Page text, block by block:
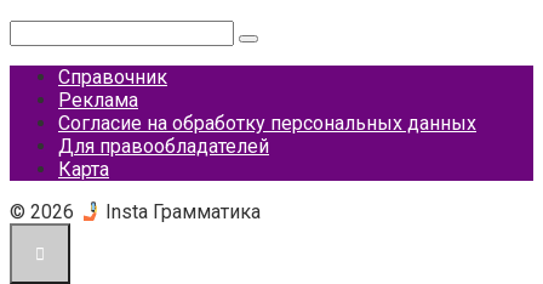
Справочник
Реклама
Согласие на обработку персональных данных
Для правообладателей
Карта
© 2026
Insta Грамматика